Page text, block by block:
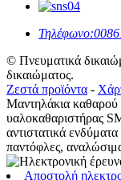
Τηλέφωνο:
© Πνευματικά
δικαιώματος.
Ζεστά προϊόντα -
Μαντηλάκια καθαρού
υαλοκαθαριστήρας
αντιστατικά
παντόφλες,
Αποστολή